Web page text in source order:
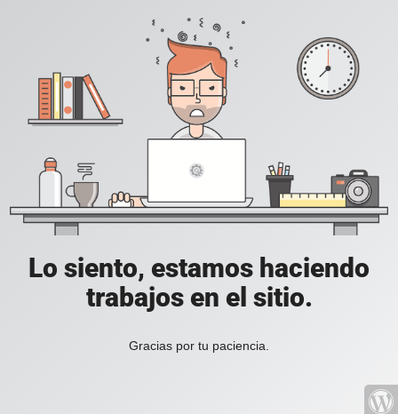
Lo siento, estamos haciendo
trabajos en el sitio.
Gracias por tu paciencia.